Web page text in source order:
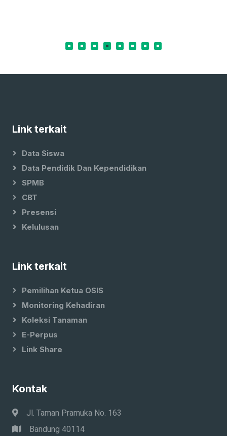
Link terkait
Data Siswa
Data Pendidik Dan Kependidikan
SPMB
CBT
Presensi
Kelulusan
Link terkait
Pemilihan Ketua OSIS
Monitoring Kehadiran
Koleksi Tanaman
E-Perpus
Link Share
Kontak
Jl. Taman Pramuka No. 163
Bandung 40114